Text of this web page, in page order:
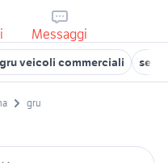
Messaggi
veicoli commerciali
gru